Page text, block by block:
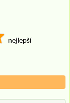
nejlepší